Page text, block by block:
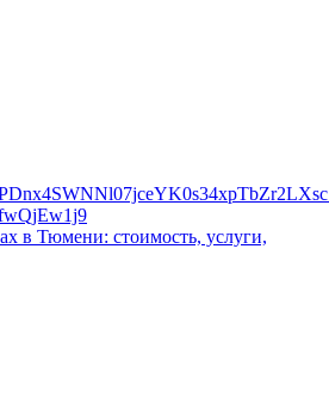
в Тюмени: стоимость, услуги,